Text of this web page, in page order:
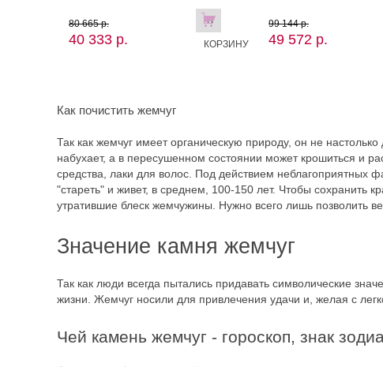
40 333 р.
80 665 р. В
КОРЗИНУ 49 572 р.
99 144 р.
Как почистить жемчуг
Так как жемчуг имеет органическую природу, он не
набухает, а в пересушенном состоянии может крошиться и
средства, лаки для волос. Под действием неблагоприятных
"стареть" и живет, в среднем, 100-150 лет. Чтобы сохранить
утратившие блеск жемчужины. Нужно всего лишь позволить
Значение камня жемчуг
Так как люди всегда пытались придавать символические
жизни. Жемчуг носили для привлечения удачи и, желая с
Чей камень жемчуг - гороскоп, знак